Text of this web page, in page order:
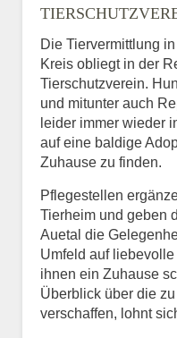
Die Tiervermittlung
Kreis obliegt in der
Tierschutzverein.
und mitunter auch
leider immer wieder
auf eine baldige
Zuhause zu finden.
Pflegestellen
Tierheim und geben
Auetal die
Umfeld auf
ihnen ein Zuhause
Überblick über die
verschaffen, lohnt